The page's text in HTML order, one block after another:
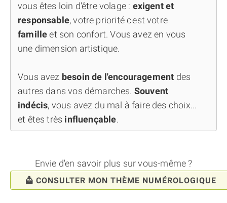
vous êtes loin d'être volage : exigent et
responsable, votre priorité c'est votre
familleet son confort. Vous avez en vous
une dimension artistique.
Vous avez besoin de l'encouragement des
autres dans vos démarches. Souvent
indécis, vous avez du mal à faire des choix...
et êtes très influençable.
Envie d'en savoir plus sur vous-même ?
CONSULTER MON THÈME NUMÉROLOGIQUE